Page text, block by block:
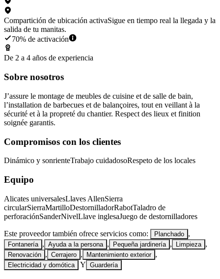
Compartición de ubicación activaSigue en tiempo real la llegada y la
salida de tu manitas.
70% de activación
De 2 a 4 años de experiencia
Sobre nosotros
J’assure le montage de meubles de cuisine et de salle de bain,
l’installation de barbecues et de balançoires, tout en veillant à la
sécurité et à la propreté du chantier. Respect des lieux et finition
soignée garantis.
Compromisos con los clientes
Dinámico y sonrienteTrabajo cuidadosoRespeto de los locales
Equipo
Alicates universalesLlaves AllenSierra
circularSierraMartilloDestornilladorRabotTaladro de
perforaciónSanderNivelLlave inglesaJuego de destornilladores
Este proveedor también ofrece servicios como: Planchado ,
Fontanería , Ayuda a la persona , Pequeña jardinería , Limpieza ,
Renovación , Cerrajero , Mantenimiento exterior ,
Electricidad y domótica Y Guardería